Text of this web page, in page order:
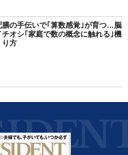
膳の手伝いで｢算数感覚｣が育つ…脳
オシ｢家庭で数の概念に触れる｣機
り方